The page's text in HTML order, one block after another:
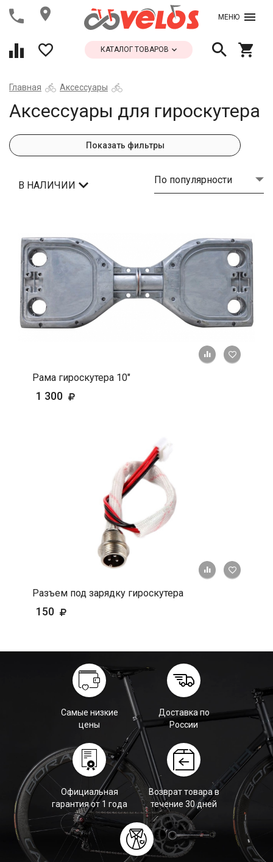
МЕНЮ
КАТАЛОГ ТОВАРОВ
Главная Аксессуары
Аксессуары для гироскутера
Показать фильтры
В НАЛИЧИИ По популярности
+ К
Рама гироскутера 10"
1 300
+ К
Разъем под зарядку гироскутера
150
Самые низкие
цены
Доставка по
России
Официальная
гарантия от 1 года
Возврат товара в
течение 30 дней